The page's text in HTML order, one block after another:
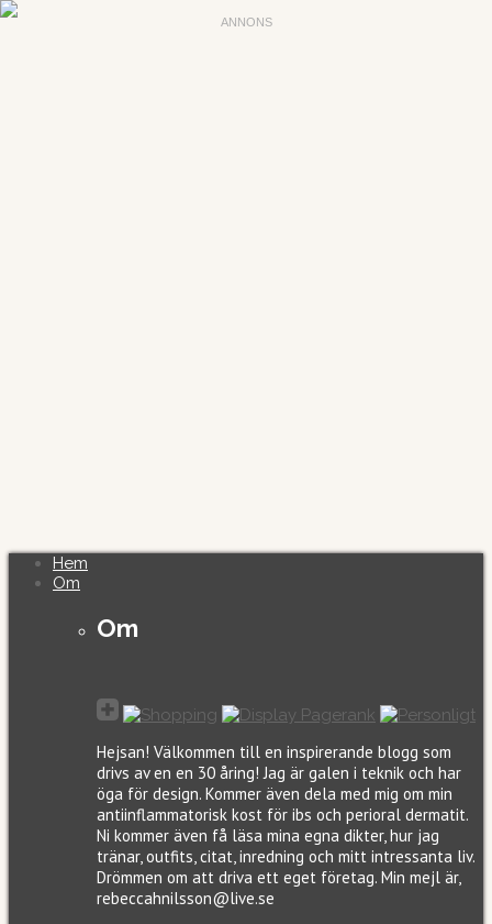
Hem
Om
Om
Hejsan! Välkommen till en inspirerande blogg som
drivs av en en 30 åring! Jag är galen i teknik och har
öga för design. Kommer även dela med mig om min
antiinflammatorisk kost för ibs och perioral dermatit.
Ni kommer även få läsa mina egna dikter, hur jag
tränar, outfits, citat, inredning och mitt intressanta liv.
Drömmen om att driva ett eget företag. Min mejl är,
rebeccahnilsson@live.se